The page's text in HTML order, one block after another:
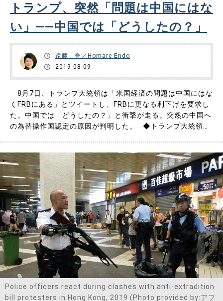
トランプ、突然「問題は中国にはな
い」――中国では「どうしたの？」
遠藤 誉／Homare Endo
2019-08-09
8月7日、トランプ大統領は「米国経済の問題は中国にはな
くFRBにある」とツイートし、FRBに更なる利下げを要求し
た。中国では「どうしたの？」と衝撃が走る。突然の中国へ
の為替操作国認定の原因が判明した。 ◆トランプ大統領が
しの報道が溢れた。 特に中国共産党の内部消息を伝える
「参……
Police officers react during clashes with anti-extradition
bill protesters in Hong Kong, 2019 (Photo provided by:アフ